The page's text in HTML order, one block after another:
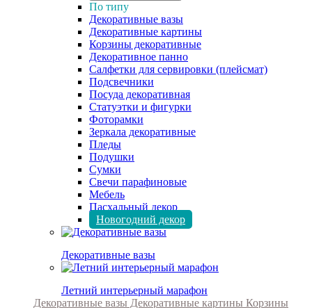
По типу
Декоративные вазы
Декоративные картины
Корзины декоративные
Декоративное панно
Салфетки для сервировки (плейсмат)
Подсвечники
Посуда декоративная
Статуэтки и фигурки
Фоторамки
Зеркала декоративные
Пледы
Подушки
Сумки
Свечи парафиновые
Мебель
Пасхальный декор
Новогодний декор
Декоративные вазы
Летний интерьерный марафон
Декоративные вазы Декоративные картины Корзины